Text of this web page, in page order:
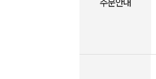
주문안내